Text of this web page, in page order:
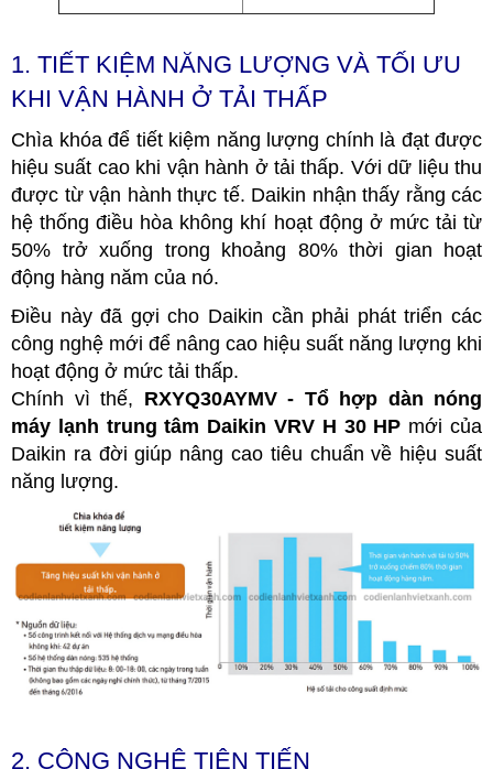
1. TIẾT KIỆM NĂNG LƯỢNG VÀ TỐI ƯU
KHI VẬN HÀNH Ở TẢI THẤP
Chìa khóa để tiết kiệm năng lượng chính là đạt được
hiệu suất cao khi vận hành ở tải thấp. Với dữ liệu thu
được từ vận hành thực tế. Daikin nhận thấy rằng các
hệ thống điều hòa không khí hoạt động ở mức tải từ
50% trở xuống trong khoảng 80% thời gian hoạt
động hàng năm của nó.
Điều này đã gợi cho Daikin cần phải phát triển các
công nghệ mới để nâng cao hiệu suất năng lượng khi
hoạt động ở mức tải thấp.
Chính vì thế, RXYQ30AYMV - Tổ hợp dàn nóng
máy lạnh trung tâm Daikin VRV H 30 HP mới của
Daikin ra đời giúp nâng cao tiêu chuẩn về hiệu suất
năng lượng.
2. CÔNG NGHỆ TIÊN TIẾN